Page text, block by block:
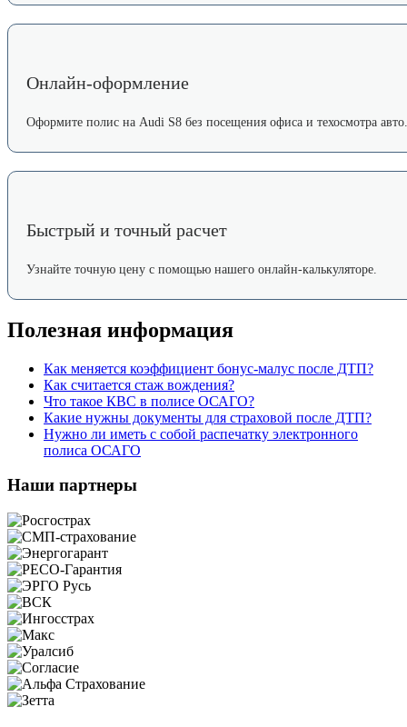
Онлайн-оформление
Оформите полис на Audi S8 без посещения офиса и техосмотра авто.
Быстрый и точный расчет
Узнайте точную цену с помощью нашего онлайн-калькуляторе.
Полезная информация
Как меняется коэффициент бонус-малус после ДТП?
Как считается стаж вождения?
Что такое КВС в полисе ОСАГО?
Какие нужны документы для страховой после ДТП?
Нужно ли иметь с собой распечатку электронного
полиса ОСАГО
Наши партнеры